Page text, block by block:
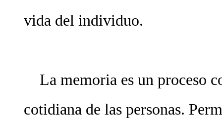
vida del individuo.
La memoria es un proceso
cotidiana de las personas.